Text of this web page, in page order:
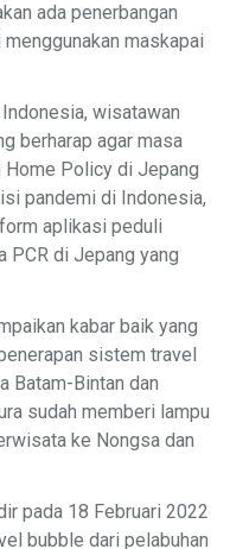
ada penerbangan
maskapai
wisatawan
berharap agar masa
Home Policy di Jepang
pandemi di Indonesia,
aplikasi peduli
PCR di Jepang yang
kabar baik yang
sistem travel
Batam-Bintan dan
sudah memberi lampu
ke Nongsa dan
pada 18 Februari 2022
bubble dari pelabuhan